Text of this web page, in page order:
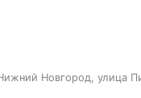
Новгород, улица